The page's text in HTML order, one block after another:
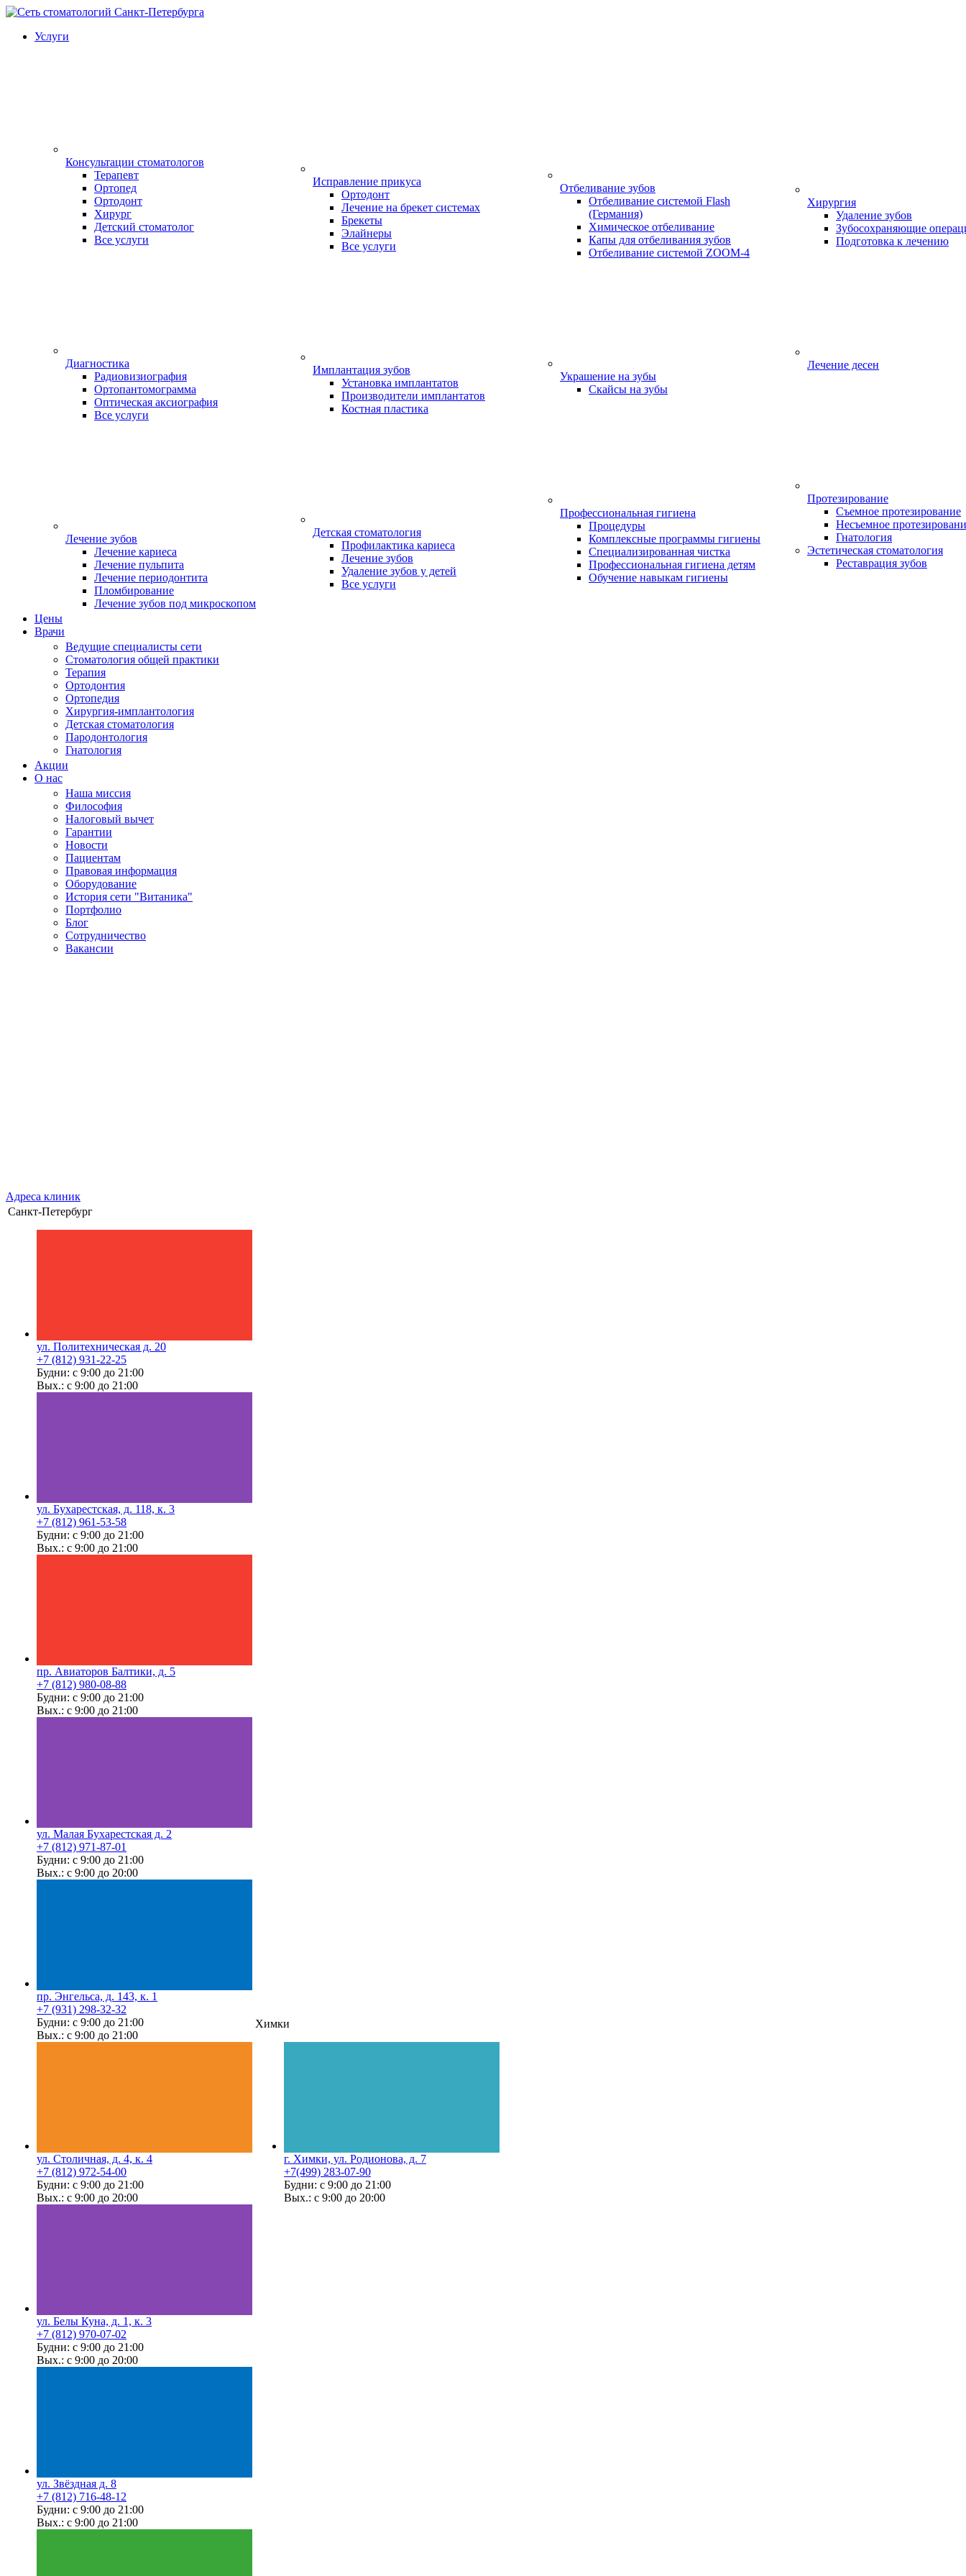
Услуги
Консультации стоматологов
Терапевт
Ортопед
Ортодонт
Хирург
Детский стоматолог
Все услуги
Диагностика
Радиовизиография
Ортопантомограмма
Оптическая аксиография
Все услуги
Лечение зубов
Лечение кариеса
Лечение пульпита
Лечение периодонтита
Пломбирование
Лечение зубов под микроскопом
Исправление прикуса
Ортодонт
Лечение на брекет системах
Брекеты
Элайнеры
Все услуги
Имплантация зубов
Установка имплантатов
Производители имплантатов
Костная пластика
Детская стоматология
Профилактика кариеса
Лечение зубов
Удаление зубов у детей
Все услуги
Отбеливание зубов
Отбеливание системой Flash
(Германия)
Химическое отбеливание
Капы для отбеливания зубов
Отбеливание системой ZOOM-4
Украшение на зубы
Скайсы на зубы
Профессиональная гигиена
Процедуры
Комплексные программы гигиены
Специализированная чистка
Профессиональная гигиена детям
Обучение навыкам гигиены
Хирургия
Удаление зубов
Зубосохраняющие
Подготовка к лечению
Лечение десен
Протезирование
Съемное протезирование
Несъемное
Гнатология
Эстетическая стоматология
Реставрация зубов
Цены
Врачи
Ведущие специалисты сети
Стоматология общей практики
Терапия
Ортодонтия
Ортопедия
Хирургия-имплантология
Детская стоматология
Пародонтология
Гнатология
Акции
О нас
Наша миссия
Философия
Налоговый вычет
Гарантии
Новости
Пациентам
Правовая информация
Оборудование
История сети "Витаника"
Портфолио
Блог
Сотрудничество
Вакансии
Адреса клиник
Санкт-Петербург
ул. Политехническая д. 20
+7 (812) 931-22-25
Будни: с 9:00 до 21:00
Вых.: с 9:00 до 21:00
ул. Бухарестская, д. 118, к. 3
+7 (812) 961-53-58
Будни: с 9:00 до 21:00
Вых.: с 9:00 до 21:00
пр. Авиаторов Балтики, д. 5
+7 (812) 980-08-88
Будни: с 9:00 до 21:00
Вых.: с 9:00 до 21:00
ул. Малая Бухарестская д. 2
+7 (812) 971-87-01
Будни: с 9:00 до 21:00
Вых.: с 9:00 до 20:00
пр. Энгельса, д. 143, к. 1
+7 (931) 298-32-32
Будни: с 9:00 до 21:00
Вых.: с 9:00 до 21:00
ул. Столичная, д. 4, к. 4
+7 (812) 972-54-00
Будни: с 9:00 до 21:00
Вых.: с 9:00 до 20:00
ул. Белы Куна, д. 1, к. 3
+7 (812) 970-07-02
Будни: с 9:00 до 21:00
Вых.: с 9:00 до 20:00
ул. Звёздная д. 8
+7 (812) 716-48-12
Будни: с 9:00 до 21:00
Вых.: с 9:00 до 21:00
Химки
г. Химки, ул. Родионова, д. 7
+7(499) 283-07-90
Будни: с 9:00 до 21:00
Вых.: с 9:00 до 20:00